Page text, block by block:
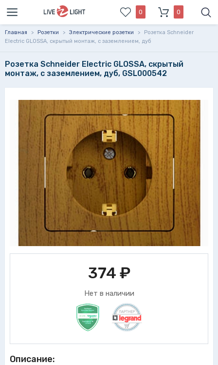
0 0
Главная > Розетки > Электрические розетки >
Розетка Schneider
Electric GLOSSA, скрытый монтаж, с заземлением, дуб
Розетка Schneider Electric GLOSSA, скрытый
монтаж, с заземлением, дуб, GSL000542
374 ₽
Нет в наличии
Описание: